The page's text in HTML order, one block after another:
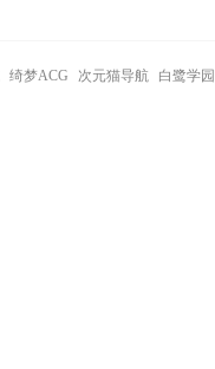
绮梦ACG 次元猫导航
白鹭学园